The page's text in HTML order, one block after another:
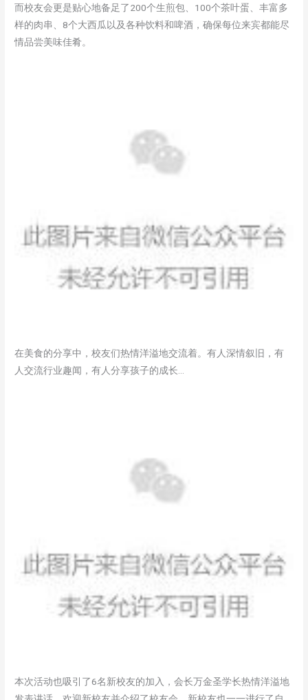
而校友会更是贴心地备足了200个生煎包、100个茶叶蛋、丰富多
样的肉串、8个大西瓜以及各种饮料和啤酒，确保每位来宾都能尽
情品尝美味佳肴。
在美食的分享中，校友们热情洋溢地交流着。有人深情叙旧，有
人交流行业趣闻，有人分享孩子的成长…
本次活动也吸引了6名新校友的加入，会长万金圣学长热情洋溢地